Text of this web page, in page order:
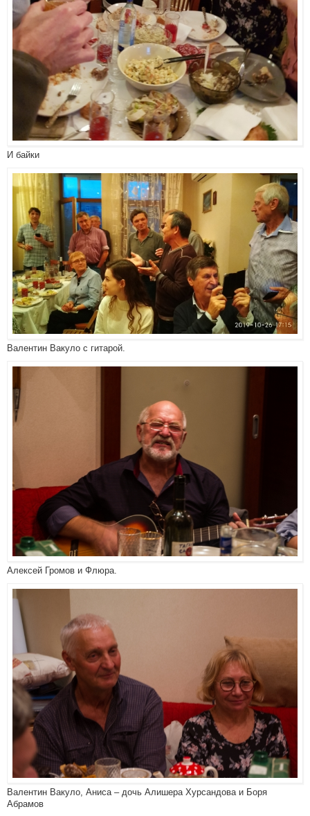
И байки
Валентин Вакуло с гитарой.
Алексей Громов и Флюра.
Валентин Вакуло, Аниса – дочь Алишера Хурсандова и Боря
Абрамов